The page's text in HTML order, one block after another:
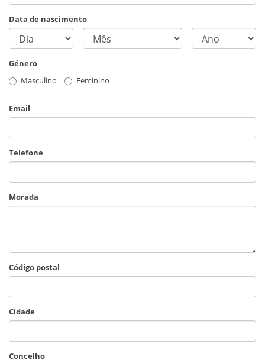
Data de nascimento
Género
Masculino
Feminino
Email
Telefone
Morada
Código postal
Cidade
Concelho